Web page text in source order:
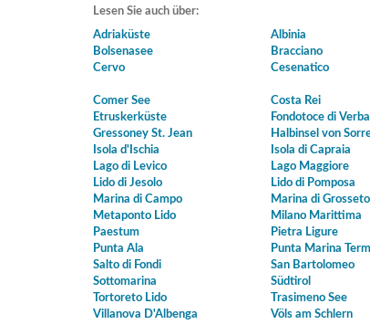
Lesen Sie auch über:
Adriaküste
Albinia
Bolsenasee
Bracciano
Cervo
Cesenatico
Comer See
Costa Rei
Etruskerküste
Fondotoce di
Gressoney St. Jean
Halbinsel von
Isola d'Ischia
Isola di Capraia
Lago di Levico
Lago Maggiore
Lido di Jesolo
Lido di Pomposa
Marina di Campo
Marina di Grosseto
Metaponto Lido
Milano Marittima
Paestum
Pietra Ligure
Punta Ala
Punta Marina
Salto di Fondi
San Bartolomeo
Sottomarina
Südtirol
Tortoreto Lido
Trasimeno See
Villanova D'Albenga
Völs am Schlern